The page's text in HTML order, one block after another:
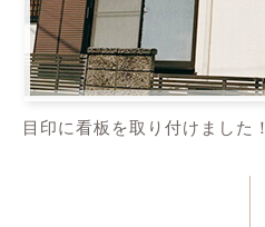
目印に看板を取り付けました！